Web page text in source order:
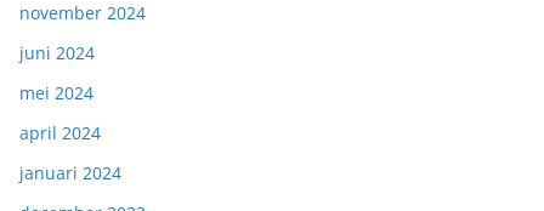
november 2024
juni 2024
mei 2024
april 2024
januari 2024